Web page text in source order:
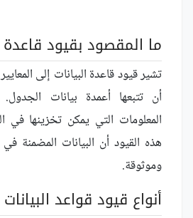
ما المقصود بقيود قاعدة
تشير قيود قاعدة البيانات إلى
أن تتبعها أعمدة بيانات
المعلومات التي يمكن تخزينها
هذه القيود أن البيانات المضمنة في
وموثوقة.
أنواع قيود قواعد